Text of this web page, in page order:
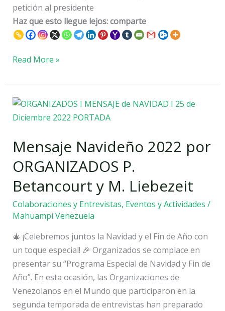
petición al presidente
Haz que esto llegue lejos: comparte
Read More »
Mensaje Navideño 2022 por
ORGANIZADOS P.
Betancourt y M. Liebezeit
Colaboraciones y Entrevistas, Eventos y Actividades /
Mahuampi Venezuela
🎄 ¡Celebremos juntos la Navidad y el Fin de Año con
un toque especial! 🎉 Organizados se complace en
presentar su “Programa Especial de Navidad y Fin de
Año”. En esta ocasión, las Organizaciones de
Venezolanos en el Mundo que participaron en la
segunda temporada de entrevistas han preparado
Mensaje
Navideño
por
ORGANIZADOS
P.
Betancourt
y
M.